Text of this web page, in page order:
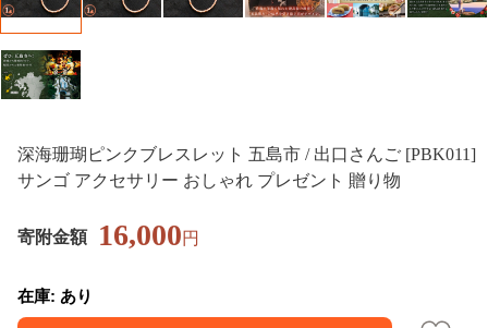
深海珊瑚ピンクブレスレット 五島市 / 出口さんご [PBK011]
サンゴ アクセサリー おしゃれ プレゼント 贈り物
寄附金額 16,000円
在庫: あり